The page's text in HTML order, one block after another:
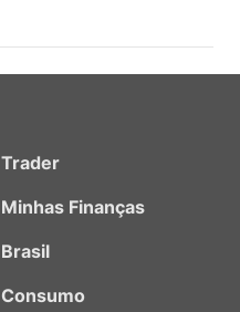
Trader
Minhas Finanças
Brasil
Consumo